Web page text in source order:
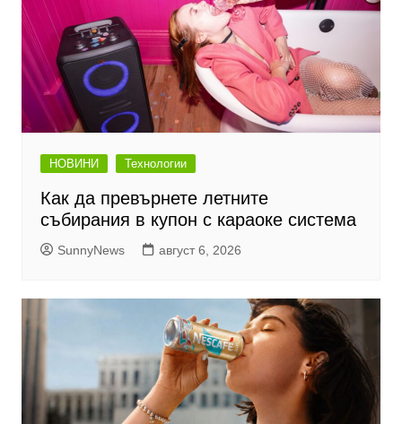
НОВИНИ Технологии
Как да превърнете летните
събирания в купон с караоке система
SunnyNews август 6, 2026